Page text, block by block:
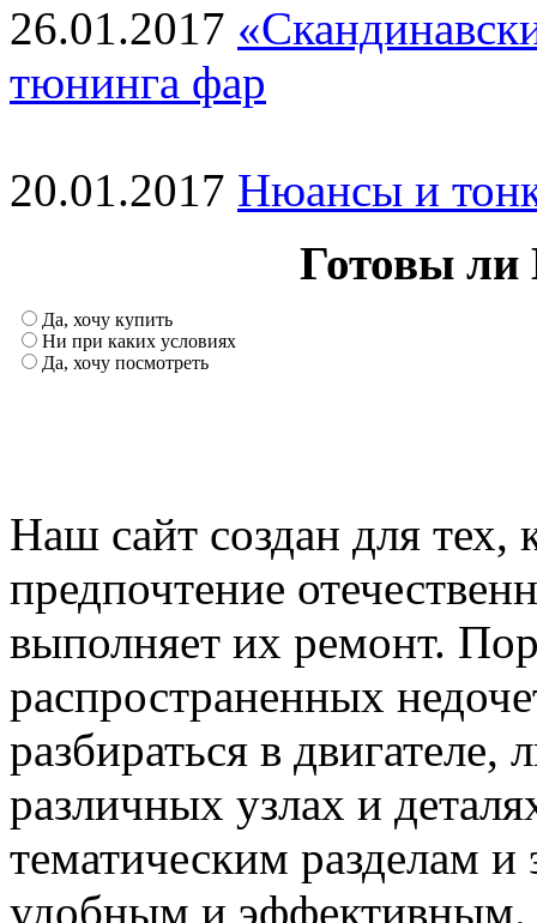
26.01.2017
тюнинга фар
20.01.2017 Нюансы и
Готовы ли
Да, хочу купить
Ни при каких условиях
Да, хочу посмотреть
Наш сайт создан для тех,
предпочтение
выполняет их ремонт.
распространенных
разбираться в двигателе,
различных узлах и
тематическим разделам и
удобным и эффективным.